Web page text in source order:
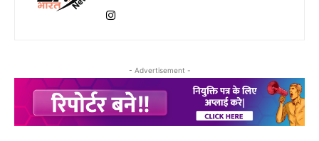
- Advertisement -